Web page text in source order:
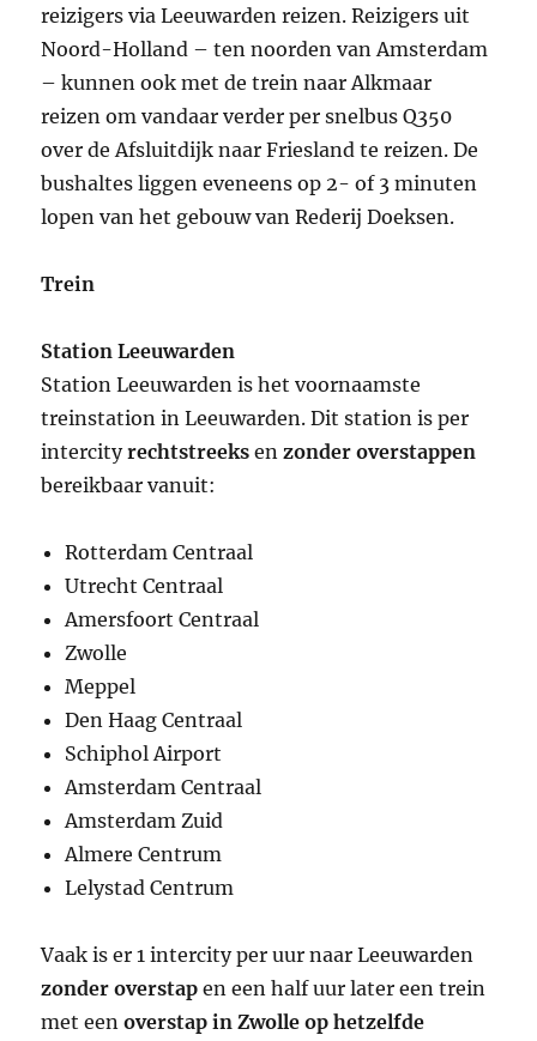
reizigers via Leeuwarden reizen. Reizigers uit
Noord-Holland – ten noorden van Amsterdam
– kunnen ook met de trein naar Alkmaar
reizen om vandaar verder per snelbus Q350
over de Afsluitdijk naar Friesland te reizen. De
bushaltes liggen eveneens op 2- of 3 minuten
lopen van het gebouw van Rederij Doeksen.
Trein
Station Leeuwarden
Station Leeuwarden is het voornaamste
treinstation in Leeuwarden. Dit station is per
intercityrechtstreeks enzonder overstappen
bereikbaar vanuit:
Rotterdam Centraal
Utrecht Centraal
Amersfoort Centraal
Zwolle
Meppel
Den Haag Centraal
Schiphol Airport
Amsterdam Centraal
Amsterdam Zuid
Almere Centrum
Lelystad Centrum
Vaak is er 1 intercity per uur naar Leeuwarden
zonder overstap en een half uur later een trein
met eenoverstap in Zwolle op hetzelfde